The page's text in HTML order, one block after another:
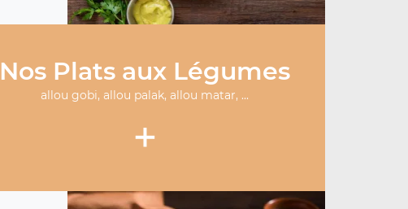
Nos Plats aux Légumes
allou gobi, allou palak, allou matar, ...
+